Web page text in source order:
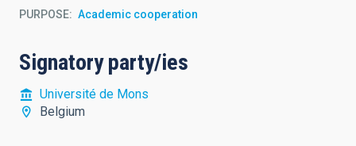
PURPOSE Academic cooperation
Signatory party/ies
Université de Mons
Belgium